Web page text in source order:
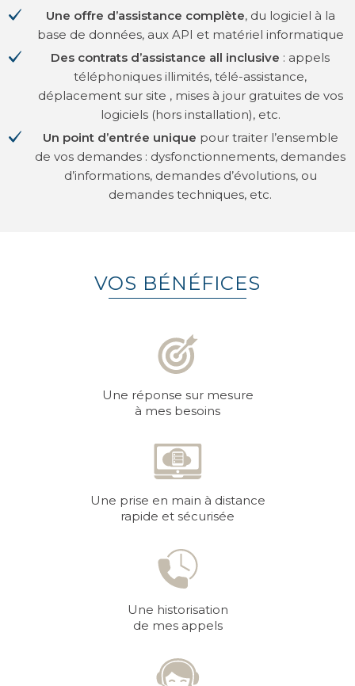
Une offre d’assistance complète, du logiciel à la
base de données, aux API et matériel informatique
Des contrats d’assistance all inclusive : appels
téléphoniques illimités, télé-assistance,
déplacement sur site , mises à jour gratuites de vos
logiciels (hors installation), etc.
Un point d’entrée unique pour traiter l’ensemble
de vos demandes : dysfonctionnements, demandes
d’informations, demandes d’évolutions, ou
demandes techniques, etc.
VOS BÉNÉFICES
Une réponse sur mesure
à mes besoins
Une prise en main à distance
rapide et sécurisée
Une historisation
de mes appels